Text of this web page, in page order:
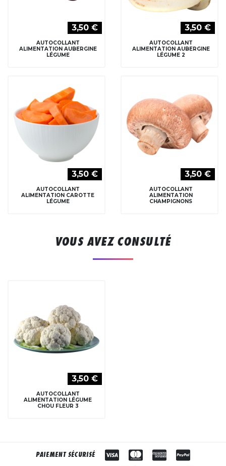
3,50 €
AUTOCOLLANT
ALIMENTATION AUBERGINE
LÉGUME
3,50 €
AUTOCOLLANT
ALIMENTATION AUBERGINE
LÉGUME 2
3,50 €
AUTOCOLLANT
ALIMENTATION CAROTTE
LÉGUME
3,50 €
AUTOCOLLANT
ALIMENTATION
CHAMPIGNONS
VOUS AVEZ CONSULTÉ
3,50 €
AUTOCOLLANT
ALIMENTATION LÉGUME
CHOU FLEUR 3
PAIEMENT SÉCURISÉ